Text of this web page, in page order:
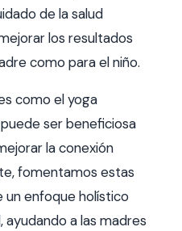
de la salud
los resultados
como para el niño.
como el yoga
ser beneficiosa
la conexión
fomentamos estas
enfoque holístico
ayudando a las madres